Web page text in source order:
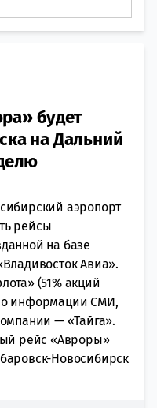
будет
на Дальний
аэропорт
рейсы
на базе
Авиа».
(51% акций
информации СМИ,
— «Тайга».
рейс «Авроры»
Новосибирск